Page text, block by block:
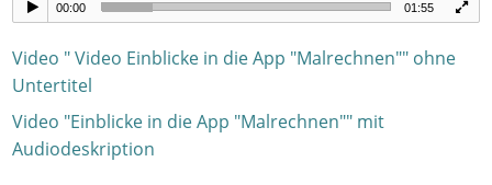
00:00 01:55
Video " Video Einblicke in die App "Malrechnen"" ohne
Untertitel
Video "Einblicke in die App "Malrechnen"" mit
Audiodeskription